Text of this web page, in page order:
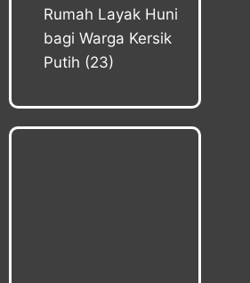
Rumah Layak Huni
bagi Warga Kersik
Putih (23)